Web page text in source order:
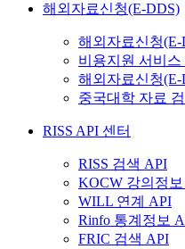
해외자료신청(E-DDS)
해외자료신청(E-
비용지원 서비스
해외자료신청(E-
중국대학 자료
RISS API 센터
RISS 검색 API
KOCW 강의정
WILL 연계 API
Rinfo 통계정보
FRIC 검색 API